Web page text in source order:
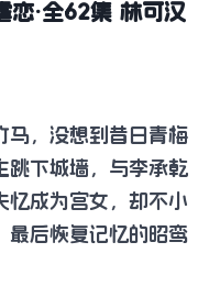
恋·全62集 林可汉
马，没想到昔日青梅
跳下城墙，与李承乾
忆成为宫女，却不小
最后恢复记忆的昭鸾